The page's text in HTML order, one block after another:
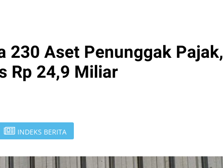
230 Aset Penunggak Pajak,
Rp 24,9 Miliar
INDEKS BERITA